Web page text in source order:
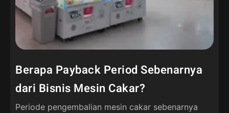
Berapa Payback Period Sebenarnya
dari Bisnis Mesin Cakar?
Periode pengembalian mesin cakar sebenarnya